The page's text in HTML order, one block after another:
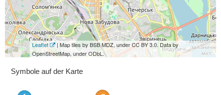
Leaflet
| Map tiles by BSB MDZ, under CC BY 3.0. Data by
OpenStreetMap, under ODbL.
Symbole auf der Karte